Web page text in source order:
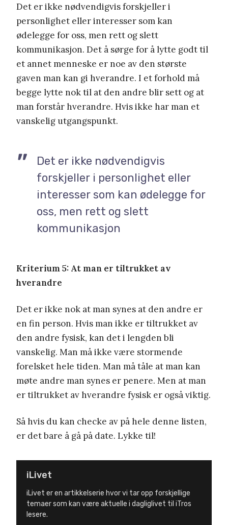
Det er ikke nødvendigvis forskjeller i
personlighet eller interesser som kan
ødelegge for oss, men rett og slett
kommunikasjon. Det å sørge for å lytte godt til
et annet menneske er noe av den største
gaven man kan gi hverandre. I et forhold må
begge lytte nok til at den andre blir sett og at
man forstår hverandre. Hvis ikke har man et
vanskelig utgangspunkt.
Det er ikke nødvendigvis
forskjeller i personlighet eller
interesser som kan ødelegge for
oss, men rett og slett
kommunikasjon
Kriterium 5: At man er tiltrukket av
hverandre
Det er ikke nok at man synes at den andre er
en fin person. Hvis man ikke er tiltrukket av
den andre fysisk, kan det i lengden bli
vanskelig. Man må ikke være stormende
forelsket hele tiden. Man må tåle at man kan
møte andre man synes er penere. Men at man
er tiltrukket av hverandre fysisk er også viktig.
Så hvis du kan checke av på hele denne listen,
er det bare å gå på date. Lykke til!
iLivet
iLivet er en artikkelserie hvor vi tar opp forskjellige
temaer som kan være aktuelle i dagliglivet til iTros
lesere.